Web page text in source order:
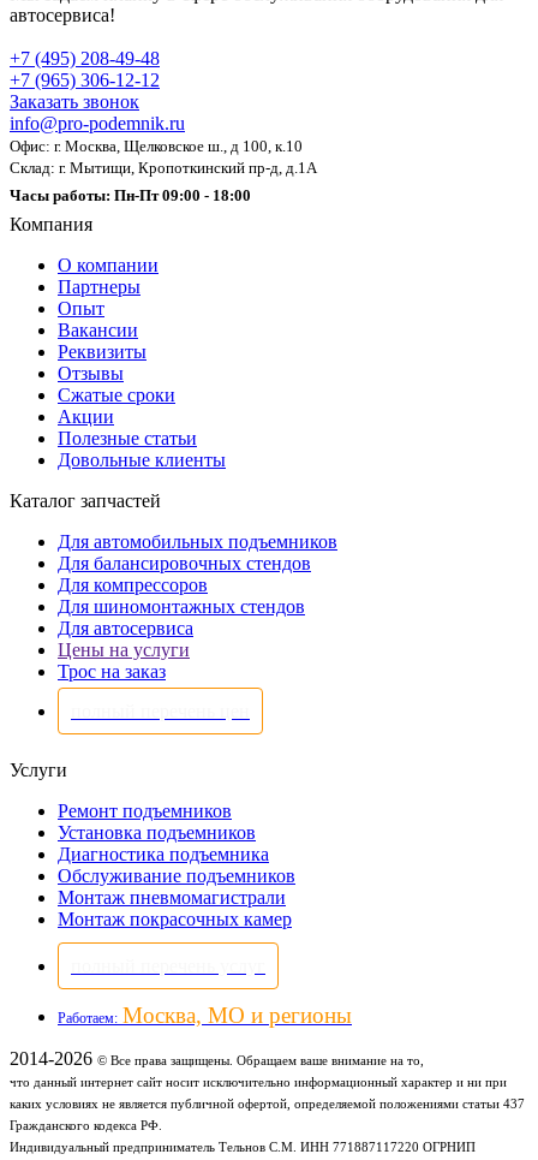
автосервиса!
+7 (495) 208-49-48
+7 (965) 306-12-12
Заказать звонок
info@pro-podemnik.ru
Офис: г. Москва, Щелковское ш., д 100, к.10
Склад: г. Мытищи, Кропоткинский пр-д, д.1А
Часы работы: Пн-Пт 09:00 - 18:00
Компания
О компании
Партнеры
Опыт
Вакансии
Реквизиты
Отзывы
Сжатые сроки
Акции
Полезные статьи
Довольные клиенты
Каталог запчастей
Для автомобильных подъемников
Для балансировочных стендов
Для компрессоров
Для шиномонтажных стендов
Для автосервиса
Цены на услуги
Трос на заказ
Услуги
Ремонт подъемников
Установка подъемников
Диагностика подъемника
Обслуживание подъемников
Монтаж пневмомагистрали
Монтаж покрасочных камер
Работаем: Москва, МО и регионы
2014-2026 © Все права защищены. Обращаем ваше внимание на то,
что данный интернет сайт носит исключительно информационный характер и ни при
каких условиях не является публичной офертой, определяемой положениями статьи 437
Гражданского кодекса РФ.
Индивидуальный предприниматель Тельнов С.М. ИНН 771887117220 ОГРНИП